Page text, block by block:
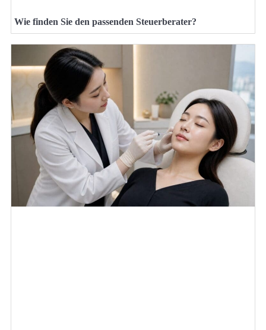
Wie finden Sie den passenden Steuerberater?